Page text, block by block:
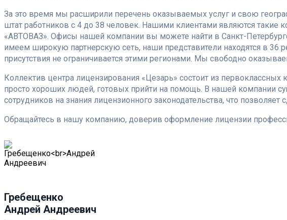
За это время мы расширили перечень оказываемых услуг и свою
штат работников с 4 до 38 человек. Нашими клиентами являются такие
«АВТОВАЗ». Офисы нашей компании вы можете найти в Санкт-
имеем широкую партнерскую сеть, наши представители находятся в 36
присутствия не ограничивается этими регионами. Мы свободно
Коллектив центра лицензирования «Цезарь» состоит из
просто хороших людей, готовых прийти на помощь. В нашей компании
сотрудников на знания лицензионного законодательства, что позволяет
Обращайтесь в нашу компанию, доверив оформление лицензии
Гребещенко
Андрей Андреевич